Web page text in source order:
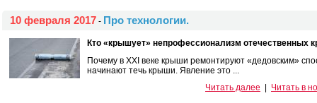
10 февраля 2017 - Про технологии.
Кто «крышует» непрофессионализм отечественных
Почему в XXI веке крыши ремонтируют «дедовским»
начинают течь крыши. Явление это ...
Читать далее
Читать в